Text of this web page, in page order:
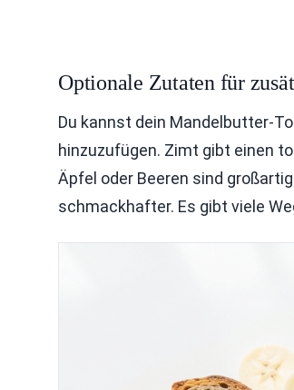
Optionale Zutaten für
Du kannst dein Mandelbutter-
hinzuzufügen. Zimt gibt einen
Äpfel oder Beeren sind
schmackhafter. Es gibt viele